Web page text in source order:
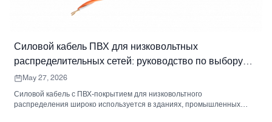
Силовой кабель ПВХ для низковольтных
распределительных сетей: руководство по выбору
покупателя.
May 27, 2026
Силовой кабель с ПВХ-покрытием для низковольтного
распределения широко используется в зданиях, промышленных